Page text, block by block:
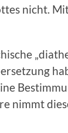
nicht.
nimmt